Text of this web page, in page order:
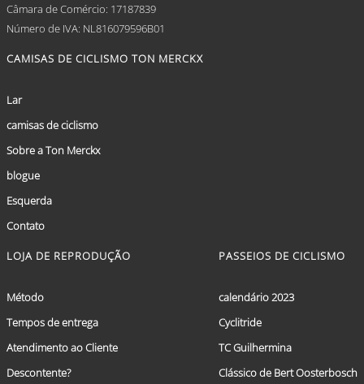
Câmara de Comércio: 17187839
Número de IVA: NL816079596B01
CAMISAS DE CICLISMO TON MERCKX
Lar
camisas de ciclismo
Sobre a Ton Merckx
blogue
Esquerda
Contato
LOJA DE REPRODUÇÃO
Método
Tempos de entrega
Atendimento ao Cliente
Descontente?
PASSEIOS DE CICLISMO
calendário 2023
Cyclitride
TC Guilhermina
Clássico de Bert Oosterbosch